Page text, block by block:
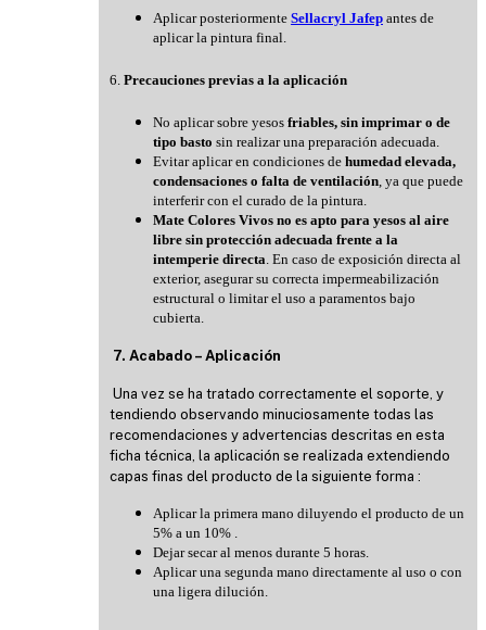
Aplicar posteriormente Sellacryl Jafep antes de
aplicar la pintura final.
6. Precauciones previas a la aplicación
No aplicar sobre yesos friables, sin imprimar o de
tipo basto sin realizar una preparación adecuada.
Evitar aplicar en condiciones de humedad elevada,
condensaciones o falta de ventilación, ya que puede
interferir con el curado de la pintura.
Mate Colores Vivos no es apto para yesos al aire
libre sin protección adecuada frente a la
intemperie directa. En caso de exposición directa al
exterior, asegurar su correcta impermeabilización
estructural o limitar el uso a paramentos bajo
cubierta.
7. Acabado – Aplicación
Una vez se ha tratado correctamente el soporte, y
tendiendo observando minuciosamente todas las
recomendaciones y advertencias descritas en esta
ficha técnica, la aplicación se realizada extendiendo
capas finas del producto de la siguiente forma :
Aplicar la primera mano diluyendo el producto de un
5% a un 10% .
Dejar secar al menos durante 5 horas.
Aplicar una segunda mano directamente al uso o con
una ligera dilución.